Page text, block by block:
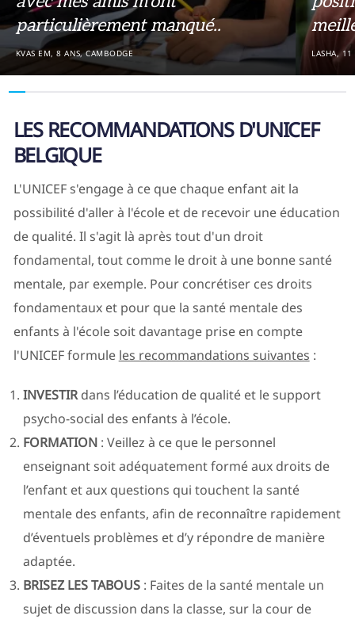
particulièrement manqué..
KVAS EM, 8 ANS, CAMBODGE LASHA, 11
LES RECOMMANDATIONS D'UNICEF
BELGIQUE
L'UNICEF s'engage à ce que chaque enfant ait la
possibilité d'aller à l'école et de recevoir une éducation
de qualité. Il s'agit là après tout d'un droit
fondamental, tout comme le droit à une bonne santé
mentale, par exemple. Pour concrétiser ces droits
fondamentaux et pour que la santé mentale des
enfants à l'école soit davantage prise en compte
l'UNICEF formule les recommandations suivantes :
INVESTIRdans l’éducation de qualité et le support
psycho-social des enfants à l’école.
FORMATION : Veillez à ce que le personnel
enseignant soit adéquatement formé aux droits de
l’enfant et aux questions qui touchent la santé
mentale des enfants, afin de reconnaître rapidement
d’éventuels problèmes et d’y répondre de manière
adaptée.
BRISEZ LES TABOUS : Faites de la santé mentale un
sujet de discussion dans la classe, sur la cour de